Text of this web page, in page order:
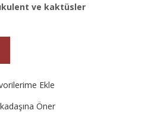
ve kaktüsler
Ekle
Öner